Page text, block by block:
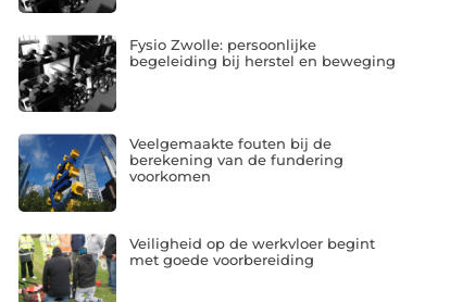
Fysio Zwolle: persoonlijke
begeleiding bij herstel en beweging
Veelgemaakte fouten bij de
berekening van de fundering
voorkomen
Veiligheid op de werkvloer begint
met goede voorbereiding